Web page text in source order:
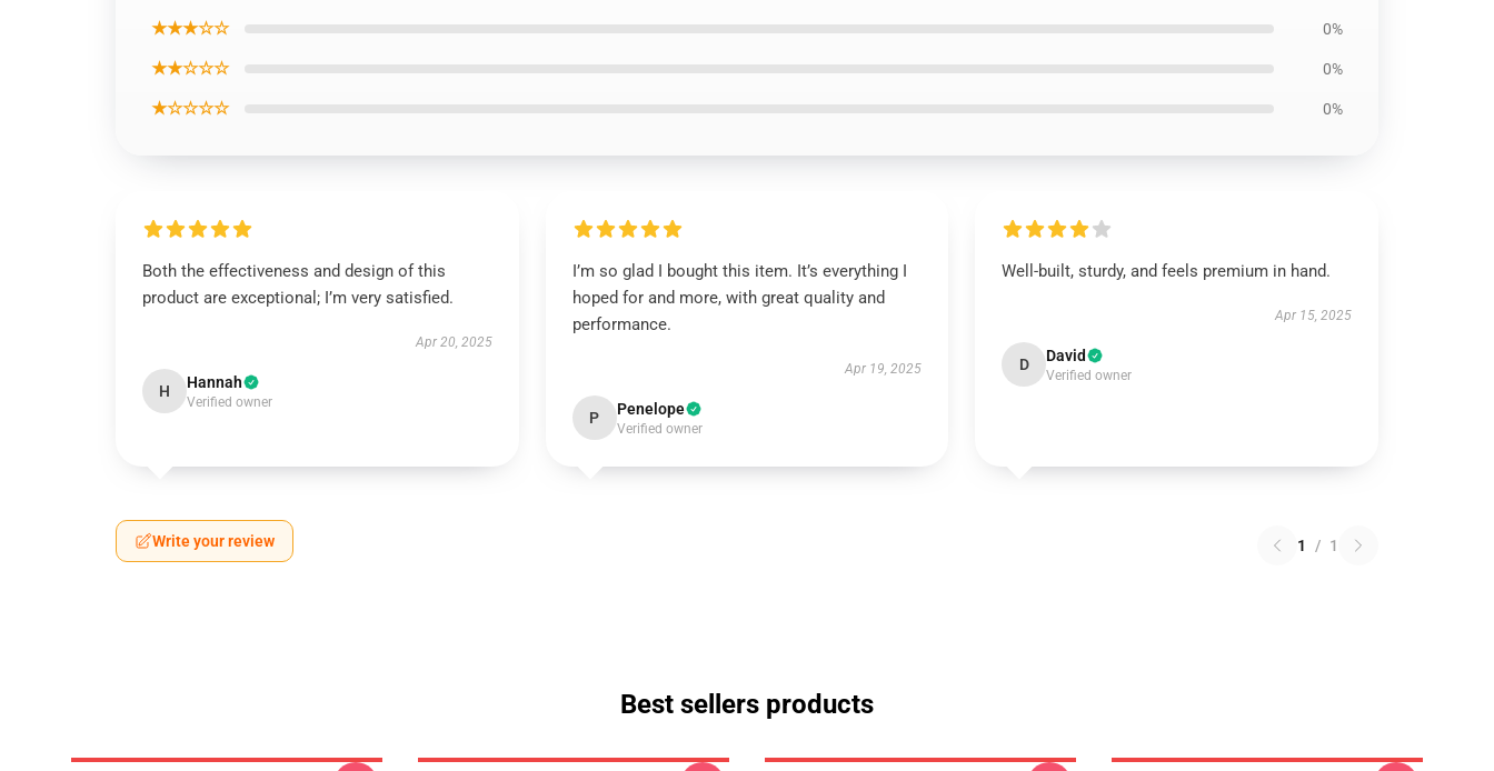
★★★☆☆ 0%
★★☆☆☆ 0%
★☆☆☆☆ 0%
Both the effectiveness and design of this
product are exceptional; I’m very satisfied.
Apr 20, 2025
H Hannah
Verified owner
I’m so glad I bought this item. It’s everything I
hoped for and more, with great quality and
performance.
Apr 19, 2025
P Penelope
Verified owner
Well-built, sturdy, and feels premium in hand.
Apr 15, 2025
D David
Verified owner
Write your review 1 / 1
Best sellers products